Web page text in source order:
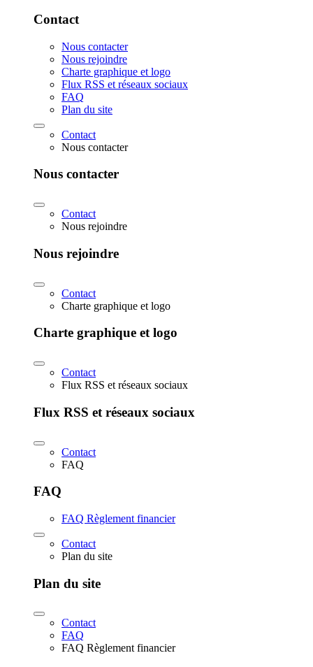
Contact
Nous contacter
Nous rejoindre
Charte graphique et logo
Flux RSS et réseaux sociaux
FAQ
Plan du site
Contact
Nous contacter
Nous contacter
Contact
Nous rejoindre
Nous rejoindre
Contact
Charte graphique et logo
Charte graphique et logo
Contact
Flux RSS et réseaux sociaux
Flux RSS et réseaux sociaux
Contact
FAQ
FAQ
FAQ Règlement financier
Contact
Plan du site
Plan du site
Contact
FAQ
FAQ Règlement financier